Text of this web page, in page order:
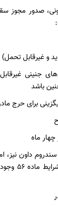
صدور مجوز
غیرقابل تحمل)
جنینی
باشد
برای حرج
ماه
سندروم داون
مراحل